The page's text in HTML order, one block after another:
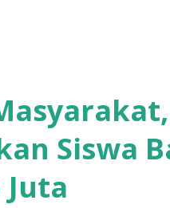
Siswa